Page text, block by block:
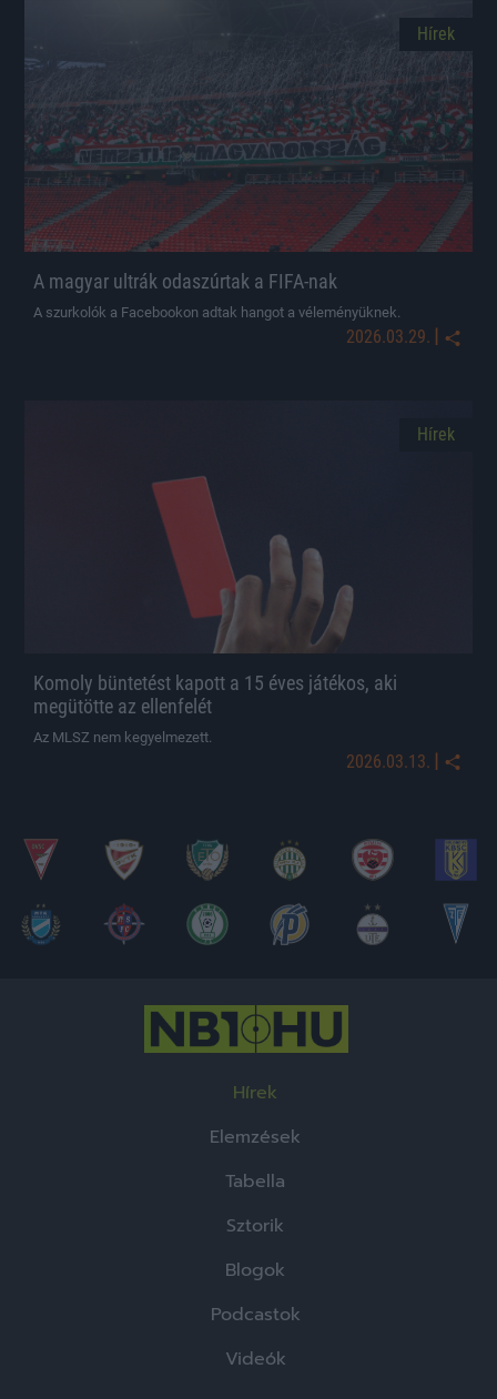
Hírek
A magyar ultrák odaszúrtak a FIFA-nak
A szurkolók a Facebookon adtak hangot a véleményüknek.
2026.03.29. |
Hírek
Komoly büntetést kapott a 15 éves játékos, aki
megütötte az ellenfelét
Az MLSZ nem kegyelmezett.
2026.03.13. |
Hírek
Elemzések
Tabella
Sztorik
Blogok
Podcastok
Videók